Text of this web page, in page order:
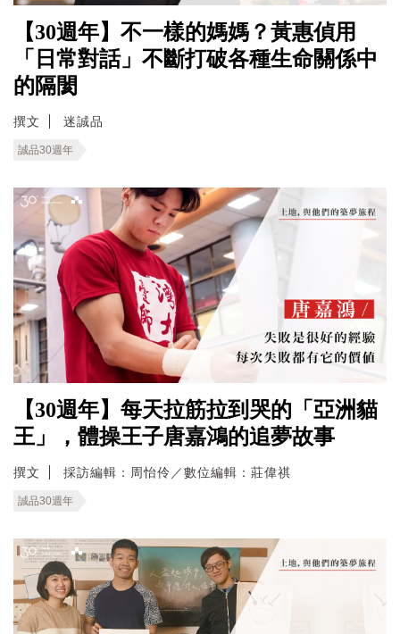
【30週年】不一樣的媽媽？黃惠偵用
「日常對話」不斷打破各種生命關係中
的隔閡
撰文 迷誠品
誠品30週年
【30週年】每天拉筋拉到哭的「亞洲貓
王」，體操王子唐嘉鴻的追夢故事
撰文 採訪編輯：周怡伶／數位編輯：莊偉祺
誠品30週年